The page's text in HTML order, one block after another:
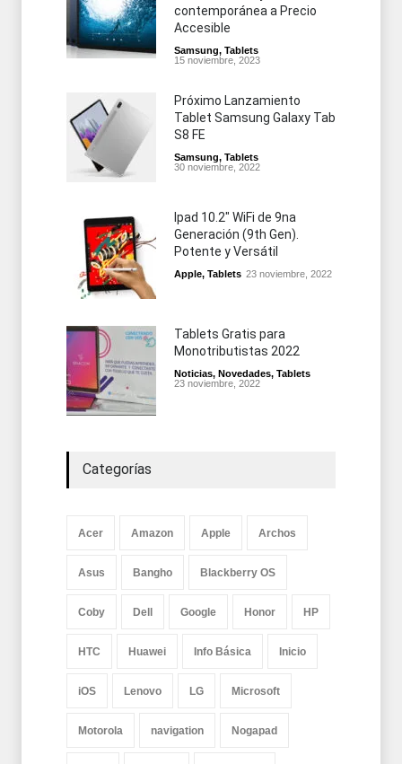
contemporánea a Precio
Accesible
Samsung, Tablets
15 noviembre, 2023
Próximo Lanzamiento
Tablet Samsung Galaxy Tab
S8 FE
Samsung, Tablets
30 noviembre, 2022
Ipad 10.2" WiFi de 9na
Generación (9th Gen).
Potente y Versátil
Apple, Tablets 23 noviembre, 2022
Tablets Gratis para
Monotributistas 2022
Noticias, Novedades, Tablets
23 noviembre, 2022
Categorías
Acer Amazon Apple Archos
Asus Bangho Blackberry OS
Coby Dell Google Honor HP
HTC Huawei Info Básica Inicio
iOS Lenovo LG Microsoft
Motorola navigation Nogapad